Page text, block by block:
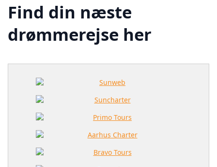
Find din næste
drømmerejse her